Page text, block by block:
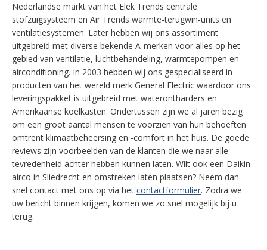
Nederlandse markt van het Elek Trends centrale
stofzuigsysteem en Air Trends warmte-terugwin-units en
ventilatiesystemen. Later hebben wij ons assortiment
uitgebreid met diverse bekende A-merken voor alles op het
gebied van ventilatie, luchtbehandeling, warmtepompen en
airconditioning. In 2003 hebben wij ons gespecialiseerd in
producten van het wereld merk General Electric waardoor ons
leveringspakket is uitgebreid met waterontharders en
Amerikaanse koelkasten. Ondertussen zijn we al jaren bezig
om een groot aantal mensen te voorzien van hun behoeften
omtrent klimaatbeheersing en -comfort in het huis. De goede
reviews zijn voorbeelden van de klanten die we naar alle
tevredenheid achter hebben kunnen laten. Wilt ook een Daikin
airco in Sliedrecht en omstreken laten plaatsen? Neem dan
snel contact met ons op via het contactformulier. Zodra we
uw bericht binnen krijgen, komen we zo snel mogelijk bij u
terug.